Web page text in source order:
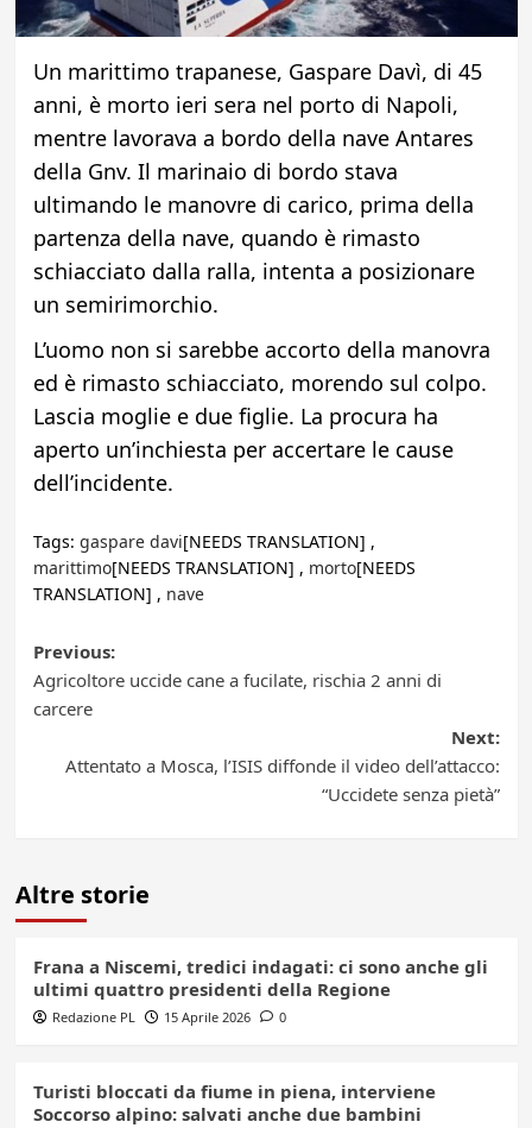
Un marittimo trapanese, Gaspare Davì, di 45
anni, è morto ieri sera nel porto di Napoli,
mentre lavorava a bordo della nave Antares
della Gnv. Il marinaio di bordo stava
ultimando le manovre di carico, prima della
partenza della nave, quando è rimasto
schiacciato dalla ralla, intenta a posizionare
un semirimorchio.
L’uomo non si sarebbe accorto della manovra
ed è rimasto schiacciato, morendo sul colpo.
Lascia moglie e due figlie. La procura ha
aperto un’inchiesta per accertare le cause
dell’incidente.
Tags: gaspare davi[NEEDS TRANSLATION] ,
marittimo[NEEDS TRANSLATION] , morto[NEEDS
TRANSLATION] , nave
Post
navigation
Previous:
Agricoltore uccide cane a fucilate, rischia 2 anni di
carcere
Next:
Attentato a Mosca, l’ISIS diffonde il video dell’attacco:
“Uccidete senza pietà”
Altre storie
Frana a Niscemi, tredici indagati: ci sono anche gli
ultimi quattro presidenti della Regione
Redazione PL 15 Aprile 2026 0
Turisti bloccati da fiume in piena, interviene
Soccorso alpino: salvati anche due bambini